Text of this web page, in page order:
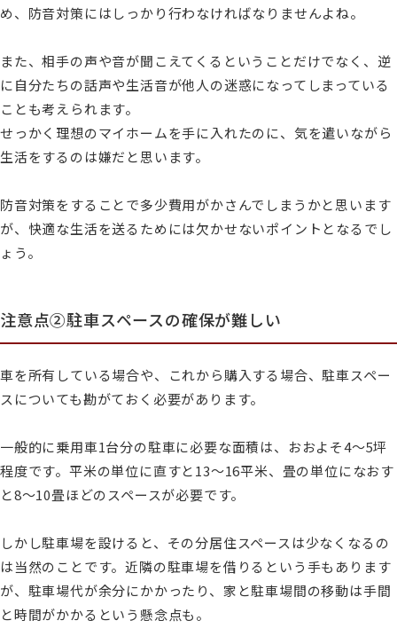
め、防音対策にはしっかり行わなければなりませんよね。
また、相手の声や音が聞こえてくるということだけでなく、逆
に自分たちの話声や生活音が他人の迷惑になってしまっている
ことも考えられます。
せっかく理想のマイホームを手に入れたのに、気を遣いながら
生活をするのは嫌だと思います。
防音対策をすることで多少費用がかさんでしまうかと思います
が、快適な生活を送るためには欠かせないポイントとなるでし
ょう。
注意点②駐車スペースの確保が難しい
車を所有している場合や、これから購入する場合、駐車スペー
スについても勘がておく必要があります。
一般的に乗用車1台分の駐車に必要な面積は、おおよそ4〜5坪
程度です。平米の単位に直すと13〜16平米、畳の単位になおす
と8〜10畳ほどのスペースが必要です。
しかし駐車場を設けると、その分居住スペースは少なくなるの
は当然のことです。近隣の駐車場を借りるという手もあります
が、駐車場代が余分にかかったり、家と駐車場間の移動は手間
と時間がかかるという懸念点も。